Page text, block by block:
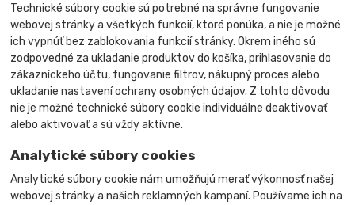
Technické súbory cookie sú potrebné na správne fungovanie
webovej stránky a všetkých funkcií, ktoré ponúka, a nie je možné
ich vypnúť bez zablokovania funkcií stránky. Okrem iného sú
zodpovedné za ukladanie produktov do košíka, prihlasovanie do
zákazníckeho účtu, fungovanie filtrov, nákupný proces alebo
ukladanie nastavení ochrany osobných údajov. Z tohto dôvodu
nie je možné technické súbory cookie individuálne deaktivovať
alebo aktivovať a sú vždy aktívne.
Analytické súbory cookies
Analytické súbory cookie nám umožňujú merať výkonnosť našej
webovej stránky a našich reklamných kampaní. Používame ich na